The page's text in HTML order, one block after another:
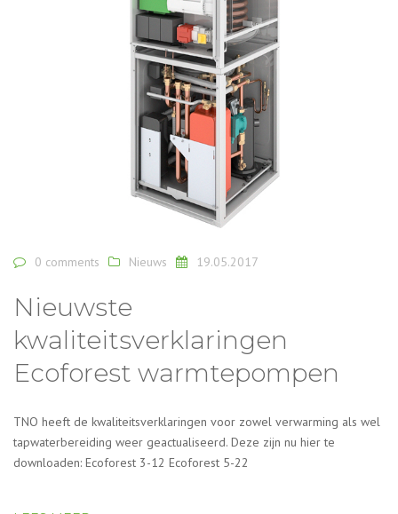
0 comments Nieuws 19.05.2017
Nieuwste
kwaliteitsverklaringen
Ecoforest warmtepompen
TNO heeft de kwaliteitsverklaringen voor zowel verwarming als wel
tapwaterbereiding weer geactualiseerd. Deze zijn nu hier te
downloaden: Ecoforest 3-12 Ecoforest 5-22